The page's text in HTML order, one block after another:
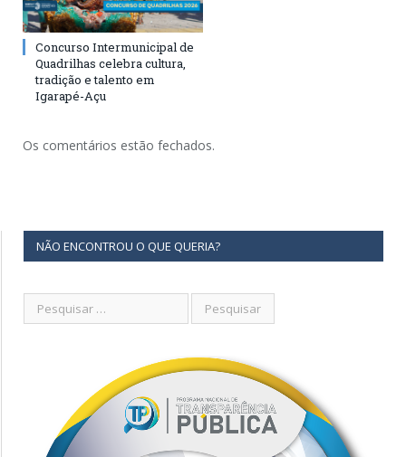
Concurso Intermunicipal de
Quadrilhas celebra cultura,
tradição e talento em
Igarapé-Açu
Os comentários estão fechados.
NÃO ENCONTROU O QUE QUERIA?